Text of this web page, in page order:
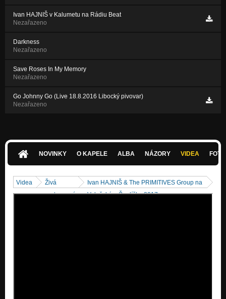
Ivan HAJNIŠ v Kalumetu na Rádiu Beat
Nezařazeno
Darkness
Nezařazeno
Save Roses In My Memory
Nezařazeno
Go Johnny Go (Live 18.8.2016 Libocký pivovar)
Nezařazeno
NOVINKY O KAPELE ALBA NÁZORY VIDEA
Videa
Živá
vystoupení
Ivan HAJNIŠ & The PRIMITIVES Group na
Valašském Špalíčku 2017